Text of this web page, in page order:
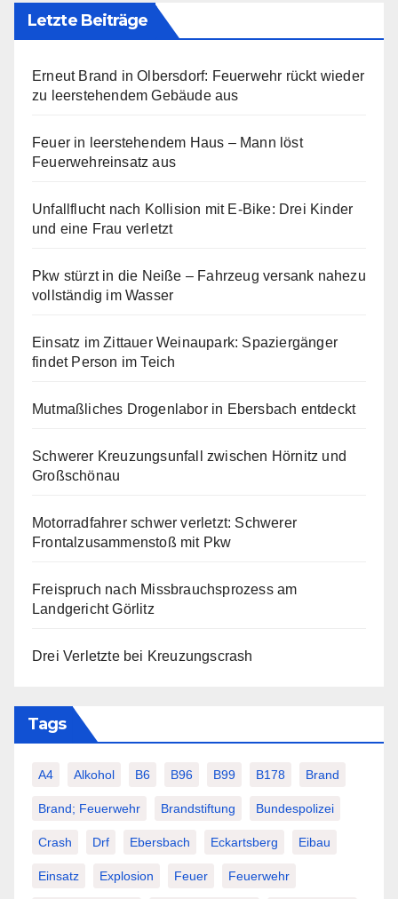
Letzte Beiträge
Erneut Brand in Olbersdorf: Feuerwehr rückt wieder
zu leerstehendem Gebäude aus
Feuer in leerstehendem Haus – Mann löst
Feuerwehreinsatz aus
Unfallflucht nach Kollision mit E-Bike: Drei Kinder
und eine Frau verletzt
Pkw stürzt in die Neiße – Fahrzeug versank nahezu
vollständig im Wasser
Einsatz im Zittauer Weinaupark: Spaziergänger
findet Person im Teich
Mutmaßliches Drogenlabor in Ebersbach entdeckt
Schwerer Kreuzungsunfall zwischen Hörnitz und
Großschönau
Motorradfahrer schwer verletzt: Schwerer
Frontalzusammenstoß mit Pkw
Freispruch nach Missbrauchsprozess am
Landgericht Görlitz
Drei Verletzte bei Kreuzungscrash
Tags
A4 Alkohol B6 B96 B99 B178 Brand
Brand; Feuerwehr Brandstiftung Bundespolizei
Crash Drf Ebersbach Eckartsberg Eibau
Einsatz Explosion Feuer Feuerwehr